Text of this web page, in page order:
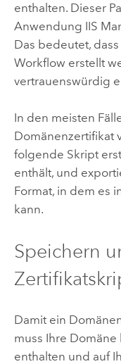
enthalten. Dieser
Anwendung IIS
Das bedeutet,
Workflow erstellt
vertrauenswürdig
In den meisten
Domänenzertifikat
folgende Skript
enthält, und
Format, in dem es
kann.
Speichern
Damit ein
muss Ihre
enthalten und auf